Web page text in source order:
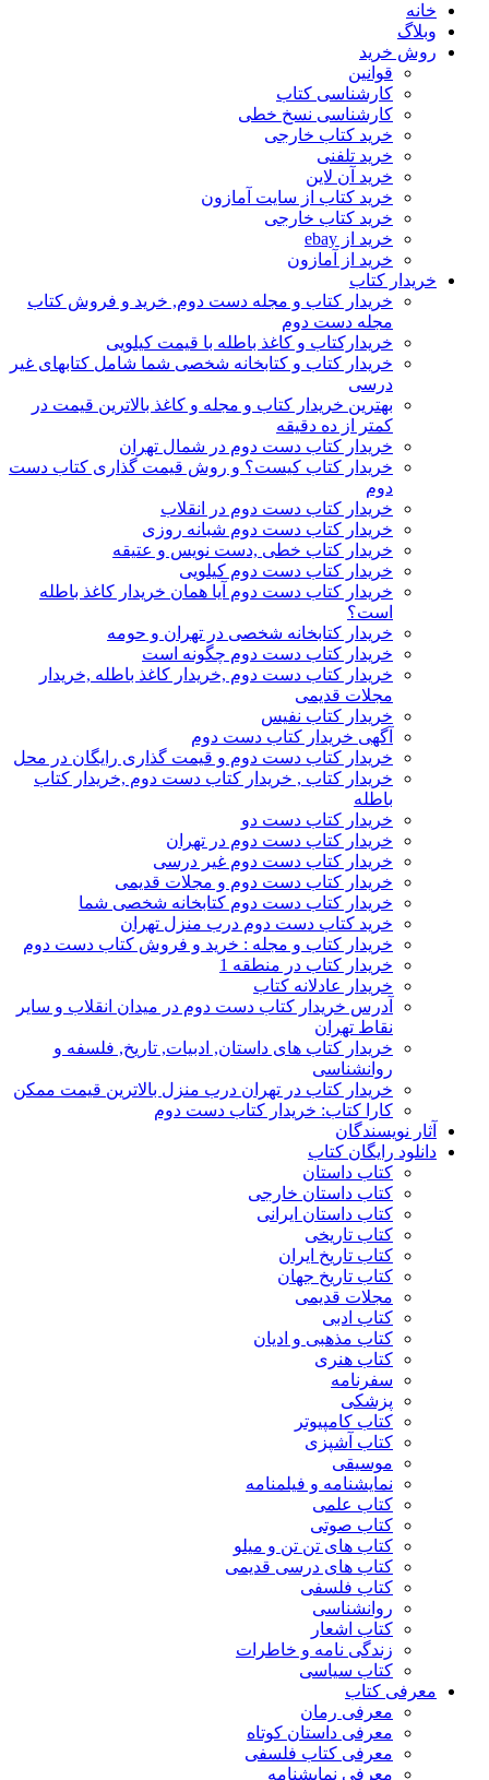
خانه
وبلاگ
روش خرید
قوانین
کارشناسی کتاب
کارشناسی نسخ خطی
خرید کتاب خارجی
خرید تلفنی
خرید آن لاین
خرید کتاب از سایت آمازون
خرید کتاب خارجی
خرید از ebay
خرید از آمازون
خریدار کتاب
خریدار کتاب و مجله دست دوم, خرید و فروش کتاب
مجله دست دوم
خریدارکتاب و کاغذ باطله با قیمت کیلویی
خریدار کتاب و کتابخانه شخصی شما شامل کتابهای غیر
درسی
بهترین خریدار کتاب و مجله و کاغذ بالاترین قیمت در
کمتر از ده دقیقه
خریدار کتاب دست دوم در شمال تهران
خریدار کتاب کیست؟ و روش قیمت گذاری کتاب دست
دوم
خریدار کتاب دست دوم در انقلاب
خریدار کتاب دست دوم شبانه روزی
خریدار کتاب خطی ,دست نویس و عتیقه
خریدار کتاب دست دوم کیلویی
خریدار کتاب دست دوم آیا همان خریدار کاغذ باطله
است؟
خریدار کتابخانه شخصی در تهران و حومه
خریدار کتاب دست دوم چگونه است
خریدار کتاب دست دوم ,خریدار کاغذ باطله ,خریدار
مجلات قدیمی
خریدار کتاب نفیس
آگهی خریدار کتاب دست دوم
خریدار کتاب دست دوم و قیمت گذاری رایگان در محل
خریدار کتاب , خریدار کتاب دست دوم ,خریدار کتاب
باطله
خریدار کتاب دست دو
خریدار کتاب دست دوم در تهران
خریدار کتاب دست دوم غیر درسی
خریدار کتاب دست دوم و مجلات قدیمی
خریدار کتاب دست دوم کتابخانه شخصی شما
خرید کتاب دست دوم درب منزل تهران
خریدار کتاب و مجله : خرید و فروش کتاب دست دوم
خریدار کتاب در منطقه 1
خریدار عادلانه کتاب
آدرس خریدار کتاب دست دوم در میدان انقلاب و سایر
نقاط تهران
خریدار کتاب های داستان, ادبیات, تاریخ, فلسفه و
روانشناسی
خریدار کتاب در تهران درب منزل بالاترین قیمت ممکن
کارا کتاب: خریدار کتاب دست دوم
آثار نویسندگان
دانلود رایگان کتاب
کتاب داستان
کتاب داستان خارجی
کتاب داستان ایرانی
کتاب تاریخی
کتاب تاریخ ایران
کتاب تاریخ جهان
مجلات قدیمی
کتاب ادبی
کتاب مذهبی و ادیان
کتاب هنری
سفرنامه
پزشکی
کتاب کامپیوتر
کتاب آشپزی
موسیقی
نمایشنامه و فیلمنامه
کتاب علمی
کتاب صوتی
کتاب های تن تن و میلو
کتاب های درسی قدیمی
کتاب فلسفی
روانشناسی
کتاب اشعار
زندگی نامه و خاطرات
کتاب سیاسی
معرفی کتاب
معرفی رمان
معرفی داستان کوتاه
معرفی کتاب فلسفی
معرفی نمایشنامه